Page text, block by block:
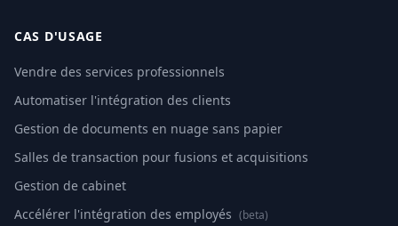
CAS D'USAGE
Vendre des services professionnels
Automatiser l'intégration des clients
Gestion de documents en nuage sans papier
Salles de transaction pour fusions et acquisitions
Gestion de cabinet
Accélérer l'intégration des employés (beta)